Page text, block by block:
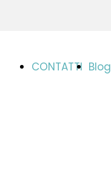
CONTATTI Blog